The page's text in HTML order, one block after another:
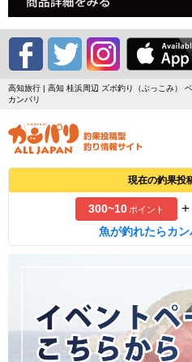
高知旅行 | 高知 桂浜周辺 ズボ釣り（ぶっこみ）
カンパリ
現在の釣果投
300~10ポイント +
魚が釣れたらカ